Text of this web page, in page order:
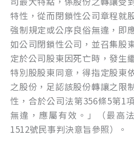
特性，從而閉鎖性公司章程就
強制規定或公序良俗無違，即
如公司閉鎖性公司，並召集股
定於公司股東因死亡時，發生
特別股股東同意，得指定股東
之股份，足認該股份轉讓之限
性，合於公司法第356條5第1
無違，應屬有效。」（最高
1512號民事判決意旨參照）。